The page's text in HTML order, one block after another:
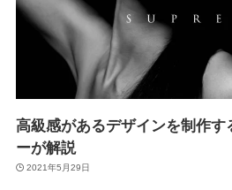
高級感があるデザインを制作す
ーが解説
2021年5月29日